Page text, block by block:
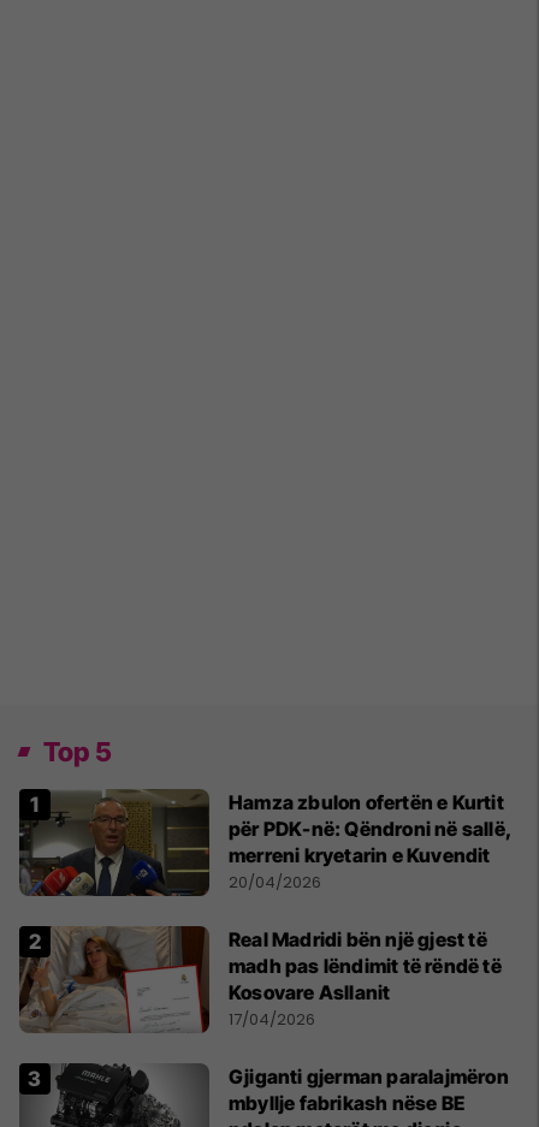
Top 5
Hamza zbulon ofertën e Kurtit
për PDK-në: Qëndroni në sallë,
merreni kryetarin e Kuvendit
20/04/2026
Real Madridi bën një gjest të
madh pas lëndimit të rëndë të
Kosovare Asllanit
17/04/2026
Gjiganti gjerman paralajmëron
mbyllje fabrikash nëse BE